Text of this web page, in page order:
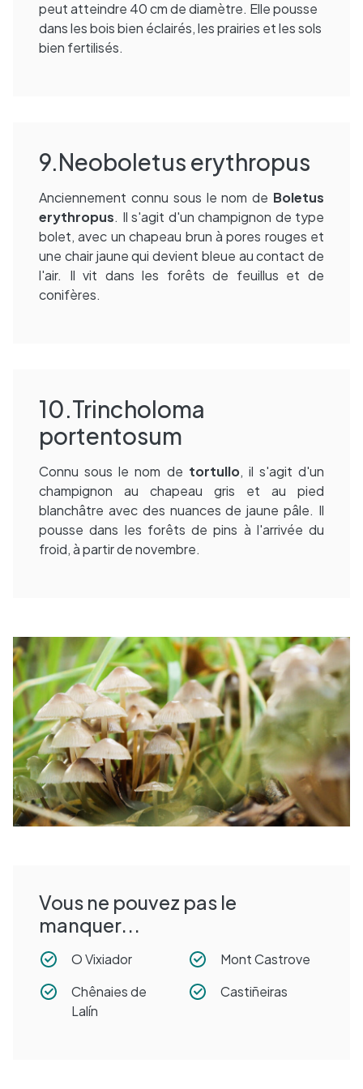
peut atteindre 40 cm de diamètre. Elle pousse
dans les bois bien éclairés, les prairies et les sols
bien fertilisés.
9.Neoboletus erythropus
Anciennement connu sous le nom de Boletus
erythropus. Il s'agit d'un champignon de type
bolet, avec un chapeau brun à pores rouges et
une chair jaune qui devient bleue au contact de
l'air. Il vit dans les forêts de feuillus et de
conifères.
10.Trincholoma
portentosum
Connu sous le nom de tortullo, il s'agit d'un
champignon au chapeau gris et au pied
blanchâtre avec des nuances de jaune pâle. Il
pousse dans les forêts de pins à l'arrivée du
froid, à partir de novembre.
Vous ne pouvez pas le
manquer...
O Vixiador
Mont Castrove
Chênaies de
Lalín
Castiñeiras